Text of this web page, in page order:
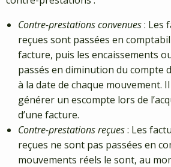
Contre-prestations convenues: Les
reçues sont passées en
facture, puis les encaissements
passés en diminution du compte
à la date de chaque mouvement.
générer un escompte lors de
d’une facture.
Contre-prestations reçues: Les
reçues ne sont pas passées en
mouvements réels le sont, au